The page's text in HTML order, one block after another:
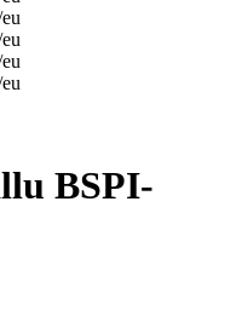
BSPI-